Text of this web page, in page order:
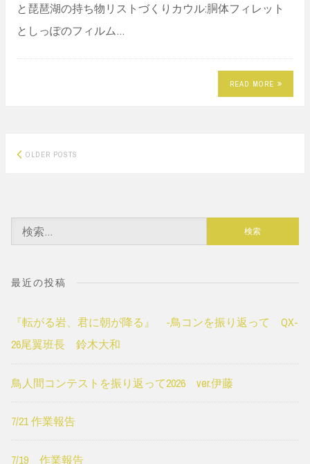
と琵琶湖の持ち物リストづくりカウル:胴体フィレット
としっぽのフィルム…
READ MORE
Posts
OLDER POSTS
索:
最近の投稿
『転がる岩、君に朝が降る』 -鳥コンを振り返って QX-
26尾翼班長 鈴木大和
鳥人間コンテストを振り返って2026 ver.伊藤
7/21 作業報告
7/19 作業報告